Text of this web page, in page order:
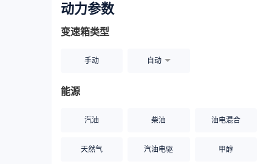
动力参数
变速箱类型
手动 自动
能源
汽油 柴油 油电混合
天然气 汽油电驱 甲醇